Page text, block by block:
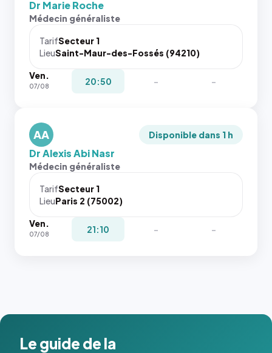
l'annuaire
dans ce
cas. #}
Sans ces
navigateur
pas la
place, et
les trois
dernières
images de
l'annuaire
dans ce
cas. #}
Dr Marie Roche
Médecin généraliste
TarifSecteur 1
LieuSaint-Maur-des-Fossés (94210)
Ven.
07/08 20:50 - -
AA Disponible dans 1 h
Dr Alexis Abi Nasr
Médecin généraliste
TarifSecteur 1
LieuParis 2 (75002)
Ven.
07/08 21:10 - -
Le guide de la